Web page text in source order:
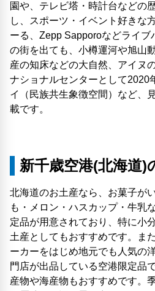
園や、テレビ塔・時計台などの
し、スポーツ・イベント好きな
ーる、Zepp Sapporoなどライブ
の街を出ても、小樽運河や旭山
産の知床などの大自然、アイヌ
ナショナルセンターとして2020
イ（民族共生象徴空間）など、
載です。
新千歳空港(北海道)
北海道のお土産なら、お菓子が
も・メロン・ハスカップ・牛乳
定品が用意されており、特に小
土産としてもおすすめです。ま
ーカーをはじめ地元でも人気の
門店が出品している空港限定品
産物や海産物もおすすめです。